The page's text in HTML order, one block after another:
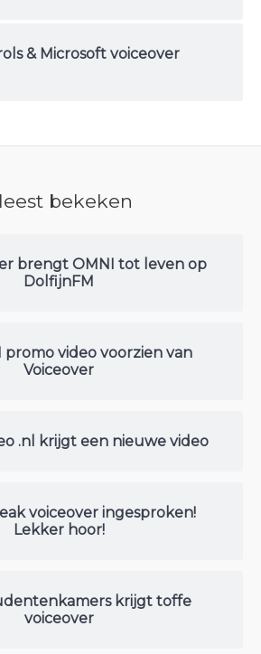
& Microsoft voiceover
bekeken
brengt OMNI tot leven op
DolfijnFM
promo video voorzien van
Voiceover
.nl krijgt een nieuwe video
voiceover ingesproken!
Lekker hoor!
krijgt toffe
voiceover